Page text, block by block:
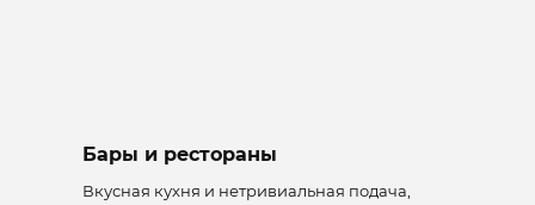
Бары и рестораны
Вкусная кухня и нетривиальная подача,